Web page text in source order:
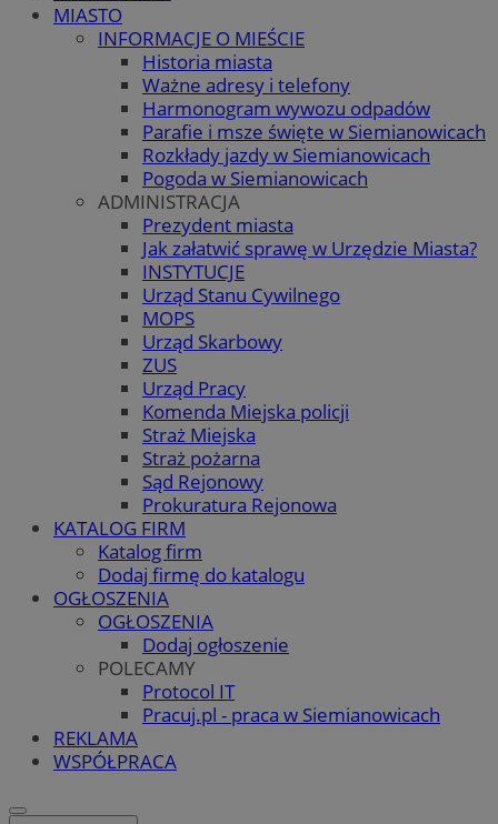
MIASTO
INFORMACJE O MIEŚCIE
Historia miasta
Ważne adresy i telefony
Harmonogram wywozu odpadów
Parafie i msze święte w Siemianowicach
Rozkłady jazdy w Siemianowicach
Pogoda w Siemianowicach
ADMINISTRACJA
Prezydent miasta
Jak załatwić sprawę w Urzędzie Miasta?
INSTYTUCJE
Urząd Stanu Cywilnego
MOPS
Urząd Skarbowy
ZUS
Urząd Pracy
Komenda Miejska policji
Straż Miejska
Straż pożarna
Sąd Rejonowy
Prokuratura Rejonowa
KATALOG FIRM
Katalog firm
Dodaj firmę do katalogu
OGŁOSZENIA
OGŁOSZENIA
Dodaj ogłoszenie
POLECAMY
Protocol IT
Pracuj.pl - praca w Siemianowicach
REKLAMA
WSPÓŁPRACA